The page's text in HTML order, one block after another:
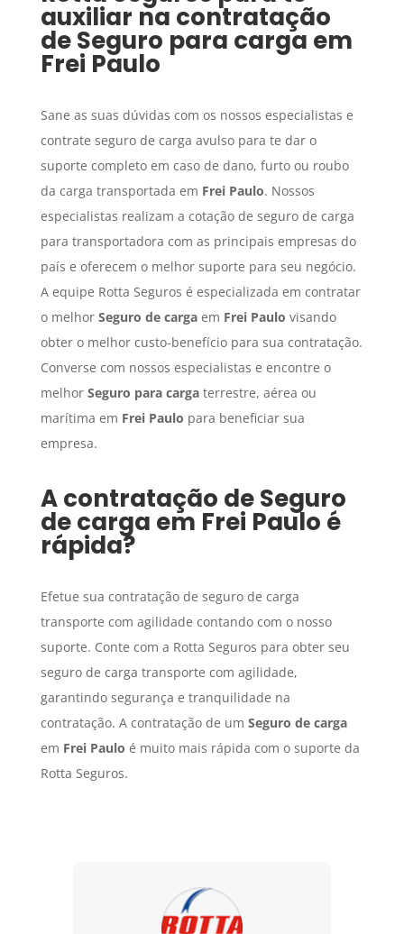
auxiliar na contratação
deSeguro para carga em
Frei Paulo
Sane as suas dúvidas com os nossos especialistas e
contrate seguro de carga avulso para te dar o
suporte completo em caso de dano, furto ou roubo
da carga transportada em Frei Paulo. Nossos
especialistas realizam a cotação de seguro de carga
para transportadora com as principais empresas do
país e oferecem o melhor suporte para seu negócio.
A equipe Rotta Seguros é especializada em contratar
o melhor Seguro de cargaem Frei Paulo visando
obter o melhor custo-benefício para sua contratação.
Converse com nossos especialistas e encontre o
melhor Seguro para cargaterrestre, aérea ou
marítima em Frei Paulo para beneficiar sua
empresa.
A contratação deSeguro
de carga em Frei Paulo é
rápida?
Efetue sua contratação de seguro de carga
transporte com agilidade contando com o nosso
suporte. Conte com a Rotta Seguros para obter seu
seguro de carga transporte com agilidade,
garantindo segurança e tranquilidade na
contratação. A contratação de um Seguro de carga
em Frei Paulo é muito mais rápida com o suporte da
Rotta Seguros.